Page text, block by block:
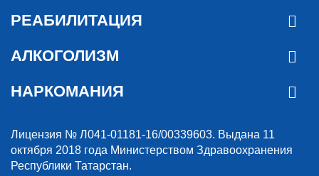
РЕАБИЛИТАЦИЯ
АЛКОГОЛИЗМ
НАРКОМАНИЯ
Лицензия № Л041-01181-16/00339603. Выдана 11
октября 2018 года Министерством Здравоохранения
Республики Татарстан.